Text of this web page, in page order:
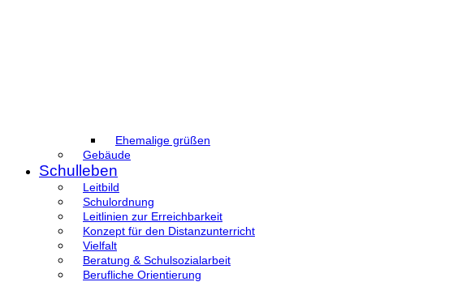
Ehemalige grüßen
Gebäude
Schulleben
Leitbild
Schulordnung
Leitlinien zur Erreichbarkeit
Konzept für den Distanzunterricht
Vielfalt
Beratung & Schulsozialarbeit
Berufliche Orientierung